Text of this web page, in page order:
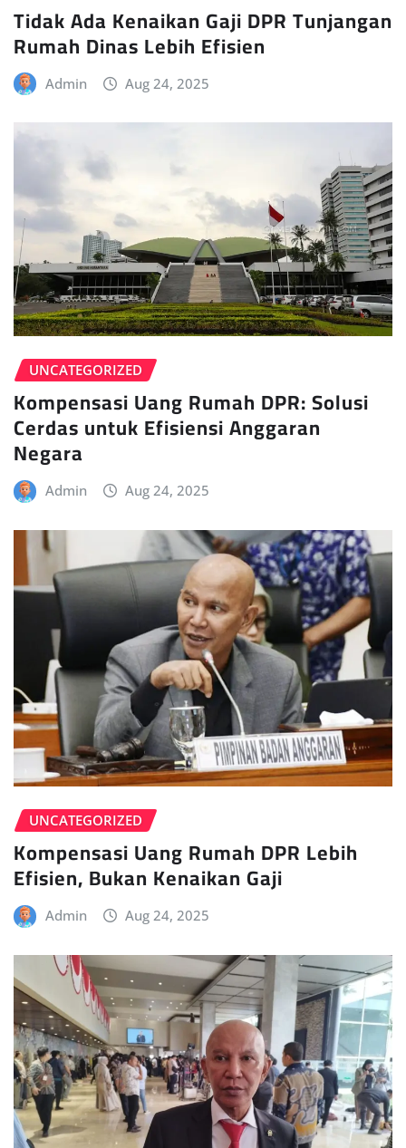
Tidak Ada Kenaikan Gaji DPR Tunjangan
Rumah Dinas Lebih Efisien
Admin Aug 24, 2025
UNCATEGORIZED
Kompensasi Uang Rumah DPR: Solusi
Cerdas untuk Efisiensi Anggaran
Negara
Admin Aug 24, 2025
UNCATEGORIZED
Kompensasi Uang Rumah DPR Lebih
Efisien, Bukan Kenaikan Gaji
Admin Aug 24, 2025